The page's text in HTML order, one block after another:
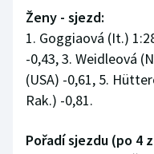
Ženy - sjezd:
1. Goggiaová (It.)
-0,43, 3. Weidleová
(USA) -0,61, 5.
Rak.) -0,81.
Pořadí sjezdu (po 4